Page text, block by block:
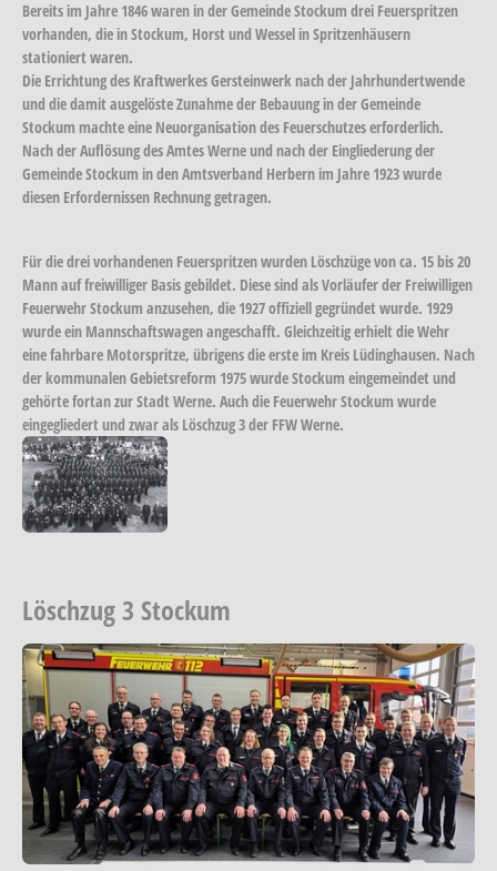
Bereits im Jahre 1846waren in der Gemeinde Stockum drei Feuerspritzen
vorhanden, die in Stockum, Horst und Wessel in Spritzenhäusern
stationiert waren.
Die Errichtung des Kraftwerkes Gersteinwerk nach der Jahrhundertwende
und die damit ausgelöste Zunahme der Bebauung in der Gemeinde
Stockum machte eine Neuorganisation des Feuerschutzes erforderlich.
Nach der Auflösung des Amtes Werne und nach der Eingliederung der
Gemeinde Stockum in den Amtsverband Herbern im Jahre 1923 wurde
diesen Erfordernissen Rechnung getragen.
Für die drei vorhandenen Feuerspritzen wurden Löschzüge von ca. 15 bis 20
Mann auf freiwilliger Basis gebildet. Diese sind als Vorläufer der Freiwilligen
Feuerwehr Stockum anzusehen, die 1927 offiziell gegründet wurde. 1929
wurde ein Mannschaftswagen angeschafft. Gleichzeitig erhielt die Wehr
eine fahrbare Motorspritze, übrigens die erste im Kreis Lüdinghausen. Nach
der kommunalen Gebietsreform 1975wurde Stockum eingemeindet und
gehörte fortan zur Stadt Werne. Auch die Feuerwehr Stockum wurde
eingegliedert und zwar als Löschzug 3 der FFW Werne.
Löschzug 3 Stockum
Show larger version